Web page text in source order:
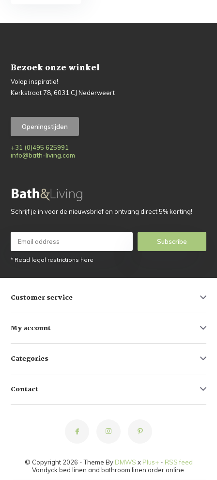
Bezoek onze winkel
Volop inspiratie!
Kerkstraat 78, 6031 CJ Nederweert
Openingstijden
+31 (0)495 625991
info@bath-living.com
Schrijf je in voor de nieuwsbrief en ontvang direct 5% korting!
Subscribe
* Read legal restrictions here
Customer service
My account
Categories
Contact
© Copyright 2026 - Theme By DMWS x Plus+- RSS feed
Vandyck bed linen and bathroom linen order online.